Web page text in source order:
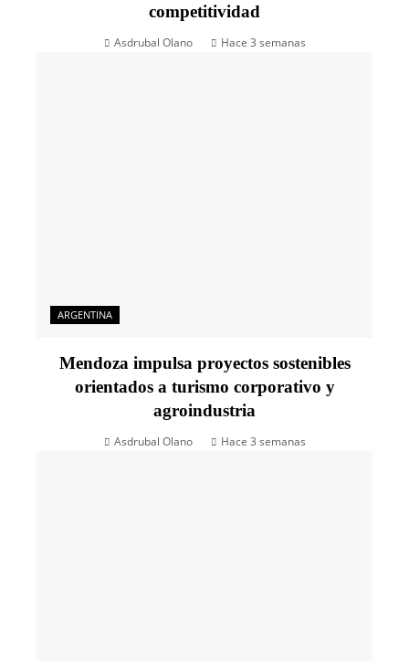
competitividad
Asdrubal Olano Hace 3 semanas
ARGENTINA
Mendoza impulsa proyectos sostenibles
orientados a turismo corporativo y
agroindustria
Asdrubal Olano Hace 3 semanas